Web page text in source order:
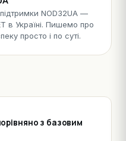
підтримки NOD32UA —
в Україні. Пишемо про
просто і по суті.
з базовим